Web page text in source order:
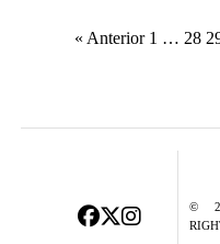
Paginación
entradas
« Anterior 1 … 28
©